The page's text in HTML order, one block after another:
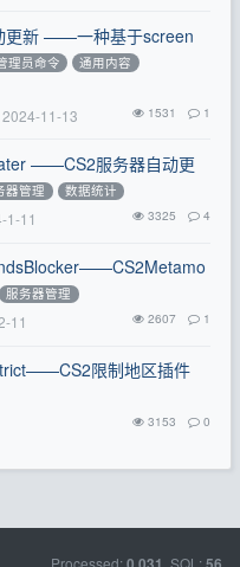
更新 ——一种基于screen
理员命令
通用内容
2024-11-13 1531 1
——CS2服务器自动更
器管理 数据统计
1-11 3325 4
服务器管理
11 2607 1
限制地区插件
3153 0